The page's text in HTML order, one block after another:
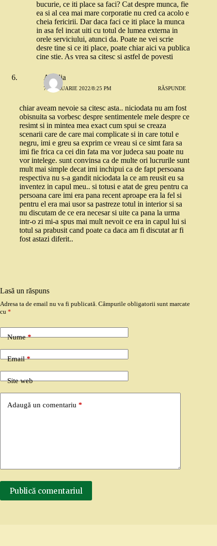
bucurie, ce iti place sa faci? Cat despre munca, fie
ea si al cea mai mare corporatie nu cred ca acolo e
cheia fericirii. Dar daca faci ce iti place la munca
in asa fel incat uiti cu totul de lumea externa in
orele serviciului, atunci da. Poate ne vei scrie
desre tine si ce iti place, poate chiar aici va publica
cine stie. As vrea sa citesc si astfel de povesti
Amalia
7 FEBRUARIE 2022/8:25 PM RĂSPUNDE
chiar aveam nevoie sa citesc asta.. niciodata nu am fost
obisnuita sa vorbesc despre sentimentele mele despre ce
resimt si in mintea mea exact cum spui se creaza
scenarii care de care mai complicate si in care totul e
negru, imi e greu sa exprim ce vreau si ce simt fara sa
imi fie frica ca cei din fata ma vor judeca sau poate nu
vor intelege. sunt convinsa ca de multe ori lucrurile sunt
mult mai simple decat imi inchipui ca de fapt persoana
respectiva nu s-a gandit niciodata la ce am reusit eu sa
inventez in capul meu.. si totusi e atat de greu pentru ca
persoana care imi era pana recent aproape era la fel si
pentru el era mai usor sa pastreze totul in interior si sa
nu discutam de ce era necesar si uite ca pana la urma
intr-o zi mi-a spus mai mult nevoit ce era in capul lui si
totul sa prabusit cand poate ca daca am fi discutat ar fi
fost astazi diferit..
Lasă un răspuns
Adresa ta de email nu va fi publicată. Câmpurile obligatorii sunt marcate
cu *
Nume*
Email*
Site web
Adaugă un comentariu *
Publică comentariul